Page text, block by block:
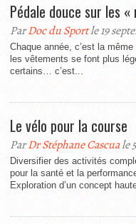
Pédale douce sur les
ParDoc du Sportle 19
Chaque année, c’est la
les vêtements se font plus
certains… c’est...
Le vélo pour la course
ParDr Stéphane Cascuale
Diversifier des activités
pour la santé et la
Exploration d’un concept